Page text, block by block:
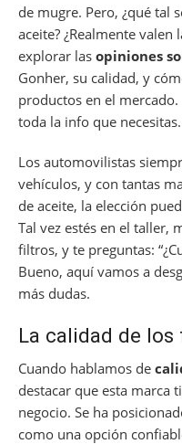
de mugre. Pero, ¿qué tal
aceite? ¿Realmente valen
explorar las opiniones
Gonher, su calidad, y
productos en el
toda la info que necesitas.
Los automovilistas
vehículos, y con tantas
de aceite, la elección
Tal vez estés en el taller,
filtros, y te preguntas:
Bueno, aquí vamos a
más dudas.
La calidad de
Cuando hablamos de
destacar que esta marca
negocio. Se ha
como una opción